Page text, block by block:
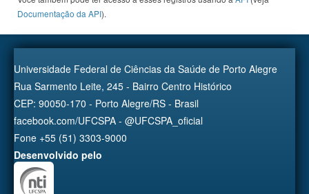
Documentação da API).
Universidade Federal de Ciências da Saúde de Porto Alegre
Rua Sarmento Leite, 245 - Bairro Centro Histórico
CEP: 90050-170 - Porto Alegre/RS - Brasil
facebook.com/UFCSPA - @UFCSPA_oficial
Fone +55 (51) 3303-9000
Desenvolvido pelo